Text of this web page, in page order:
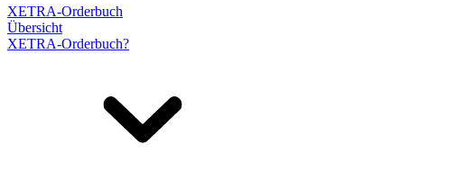
XETRA-Orderbuch
Übersicht
XETRA-Orderbuch?